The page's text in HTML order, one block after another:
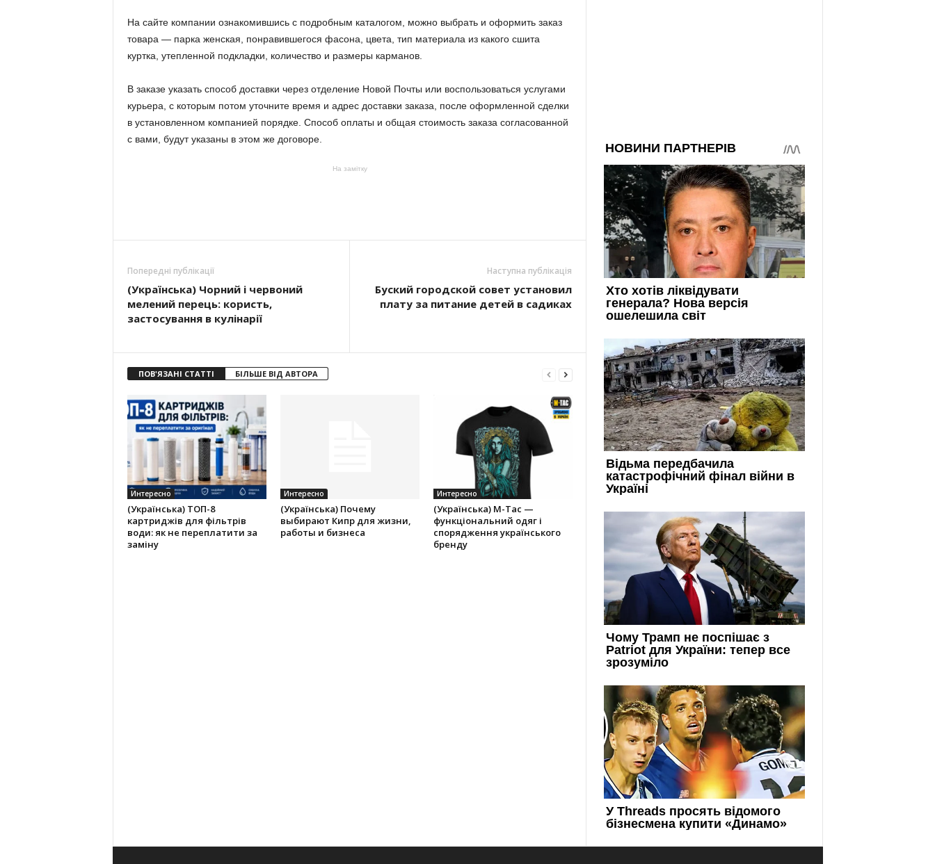
На сайте компании ознакомившись с подробным каталогом, можно выбрать и оформить заказ
товара — парка женская, понравившегося фасона, цвета, тип материала из какого сшита
куртка, утепленной подкладки, количество и размеры карманов.
В заказе указать способ доставки через отделение Новой Почты или воспользоваться услугами
курьера, с которым потом уточните время и адрес доставки заказа, после оформленной сделки
в установленном компанией порядке. Способ оплаты и общая стоимость заказа согласованной
с вами, будут указаны в этом же договоре.
На замітку
Попередні публікації
(Українська) Чорний і червоний
мелений перець: користь,
застосування в кулінарії
Наступна публікація
Буский городской совет установил
плату за питание детей в садиках
ПОВ'ЯЗАНІ СТАТТІ БІЛЬШЕ ВІД АВТОРА
Интересно
(Українська) ТОП-8
картриджів для фільтрів
води: як не переплатити за
заміну
Интересно
(Українська) Почему
выбирают Кипр для жизни,
работы и бизнеса
Интересно
(Українська) M-Tac —
функціональний одяг і
спорядження українського
бренду